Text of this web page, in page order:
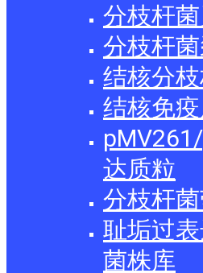
分枝杆
分枝杆
结核分
结核免
达质粒
分枝杆
耻垢过
菌株库